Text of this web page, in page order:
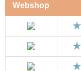
Webshop